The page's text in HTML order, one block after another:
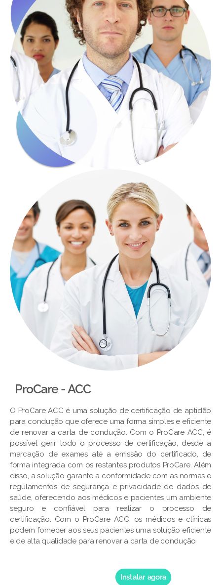
ProCare - ACC
O ProCare ACC é uma solução de certificação de aptidão
para condução que oferece uma forma simples e eficiente
de renovar a carta de condução. Com o ProCare ACC, é
possível gerir todo o processo de certificação, desde a
marcação de exames até a emissão do certificado, de
forma integrada com os restantes produtos ProCare. Além
disso, a solução garante a conformidade com as normas e
regulamentos de segurança e privacidade de dados de
saúde, oferecendo aos médicos e pacientes um ambiente
seguro e confiável para realizar o processo de
certificação. Com o ProCare ACC, os médicos e clínicas
podem fornecer aos seus pacientes uma solução eficiente
e de alta qualidade para renovar a carta de condução
Instalar agora